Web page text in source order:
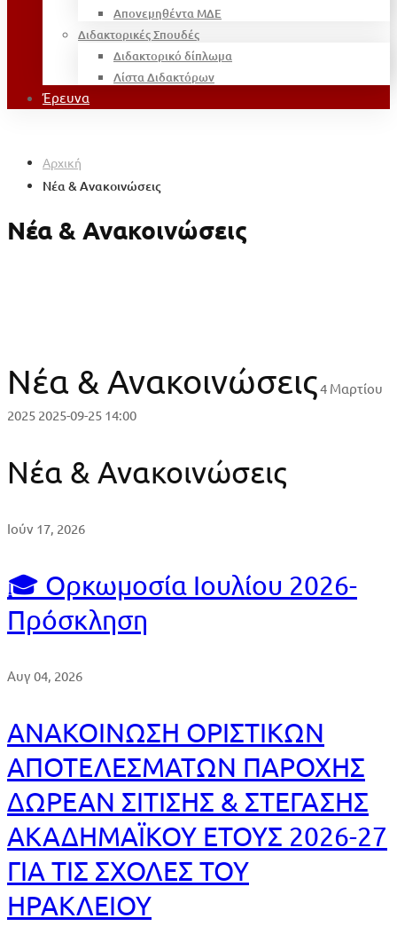
Απονεμηθέντα ΜΔΕ
Διδακτορικές Σπουδές
Διδακτορικό δίπλωμα
Λίστα Διδακτόρων
Έρευνα
Αρχική
Νέα & Ανακοινώσεις
Νέα & Ανακοινώσεις
Νέα & Ανακοινώσεις4 Μαρτίου
2025 2025-09-25 14:00
Νέα & Ανακοινώσεις
Ιούν 17, 2026
🎓 Ορκωμοσία Ιουλίου 2026-
Πρόσκληση
Αυγ 04, 2026
ΑΝΑΚΟΙΝΩΣΗ ΟΡΙΣΤΙΚΩΝ
ΑΠΟΤΕΛΕΣΜΑΤΩΝ ΠΑΡΟΧΗΣ
ΔΩΡΕΑΝ ΣΙΤΙΣΗΣ & ΣΤΕΓΑΣΗΣ
ΑΚΑΔΗΜΑΪΚΟΥ ΕΤΟΥΣ 2026-27
ΓΙΑ ΤΙΣ ΣΧΟΛΕΣ ΤΟΥ
ΗΡΑΚΛΕΙΟΥ